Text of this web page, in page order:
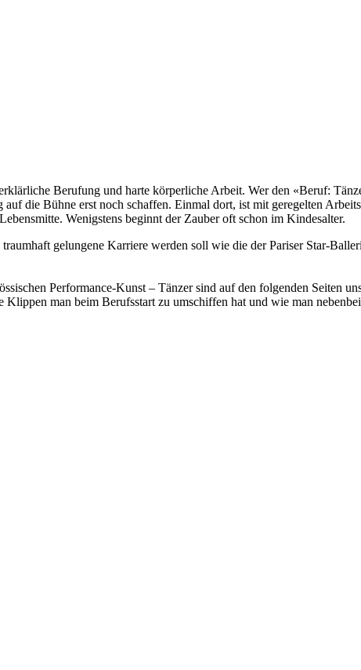
Berufung und harte körperliche Arbeit. Wer den «Beruf:
die Bühne erst noch schaffen. Einmal dort, ist mit geregelten
Wenigstens beginnt der Zauber oft schon im Kindesalter.
gelungene Karriere werden soll wie die der Pariser Star-
Performance-Kunst – Tänzer sind auf den folgenden Seiten
man beim Berufsstart zu umschiffen hat und wie man